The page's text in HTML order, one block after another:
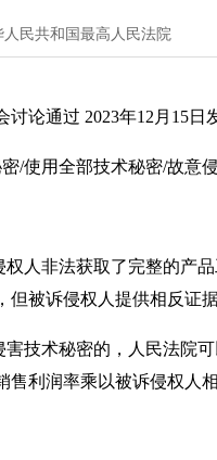
人民共和国最高人民法院
论通过 2023年12月15日
/使用全部技术秘密/故意
非法获取了完整的产品
被诉侵权人提供相反证
术秘密的，人民法院可
售利润率乘以被诉侵权人